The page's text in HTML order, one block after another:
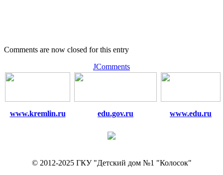
Comments are now closed for this entry
JComments
www.kremlin.ru edu.gov.ru www.edu.ru
© 2012-2025 ГКУ "Детский дом №1 "Колосок"